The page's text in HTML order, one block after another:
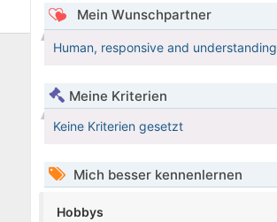
Mein Wunschpartner
Human, responsive and understanding
Meine Kriterien
Keine Kriterien gesetzt
Mich besser kennenlernen
Hobbys